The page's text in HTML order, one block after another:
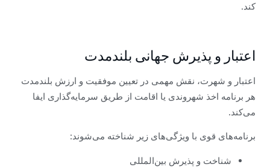
کند.
اعتبار و پذیرش جهانی بلندمدت
اعتبار و شهرت، نقش مهمی در تعیین موفقیت و ارزش بلندمدت
هر برنامه اخذ شهروندی یا اقامت از طریق سرمایه‌گذاری ایفا
می‌کند.
برنامه‌های قوی با ویژگی‌های زیر شناخته می‌شوند:
شناخت و پذیرش بین‌المللی